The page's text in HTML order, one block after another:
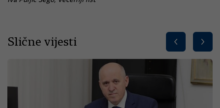
Slične vijesti